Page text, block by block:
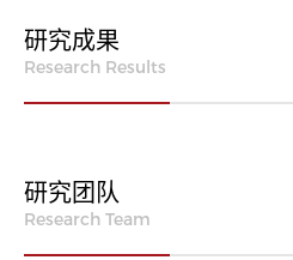
研究成果
Research Results
研究团队
Research Team